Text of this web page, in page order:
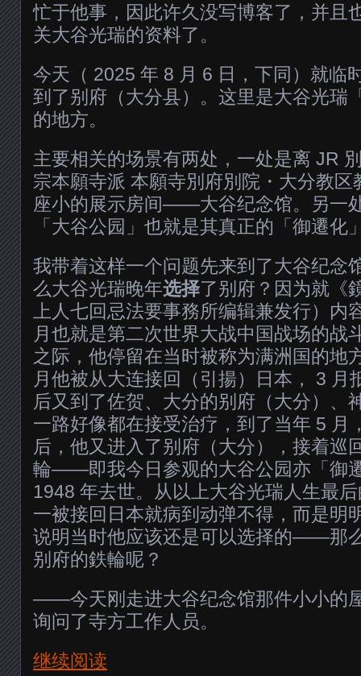
忙于他事，因此许久没写博客了，并且
关大谷光瑞的资料了。
今天（ 2025 年 8 月 6 日，下同）就临
到了别府（大分县）。这里是大谷光瑞
的地方。
主要相关的场景有两处，一处是离 JR
宗本願寺派 本願寺別府別院・大分教
座小的展示房间——大谷纪念馆。另一
「大谷公园」也就是其真正的「御遷化
我带着这样一个问题先来到了大谷纪念
么大谷光瑞晚年选择了别府？因为就《
上人七回忌法要事務所编辑兼发行）内
月也就是第二次世界大战中国战场的战
之际，他停留在当时被称为满洲国的地
月他被从大连接回（引揚）日本， 3 月
后又到了佐贺、大分的别府（大分）、
一路好像都在接受治疗，到了当年 5 月
后，他又进入了别府（大分），接着巡
輪——即我今日参观的大谷公园亦「御
1948 年去世。从以上大谷光瑞人生最
一被接回日本就病到动弹不得，而是明
说明当时他应该还是可以选择的——那
别府的鉄輪呢？
——今天刚走进大谷纪念馆那件小小的
询问了寺方工作人员。
继续阅读